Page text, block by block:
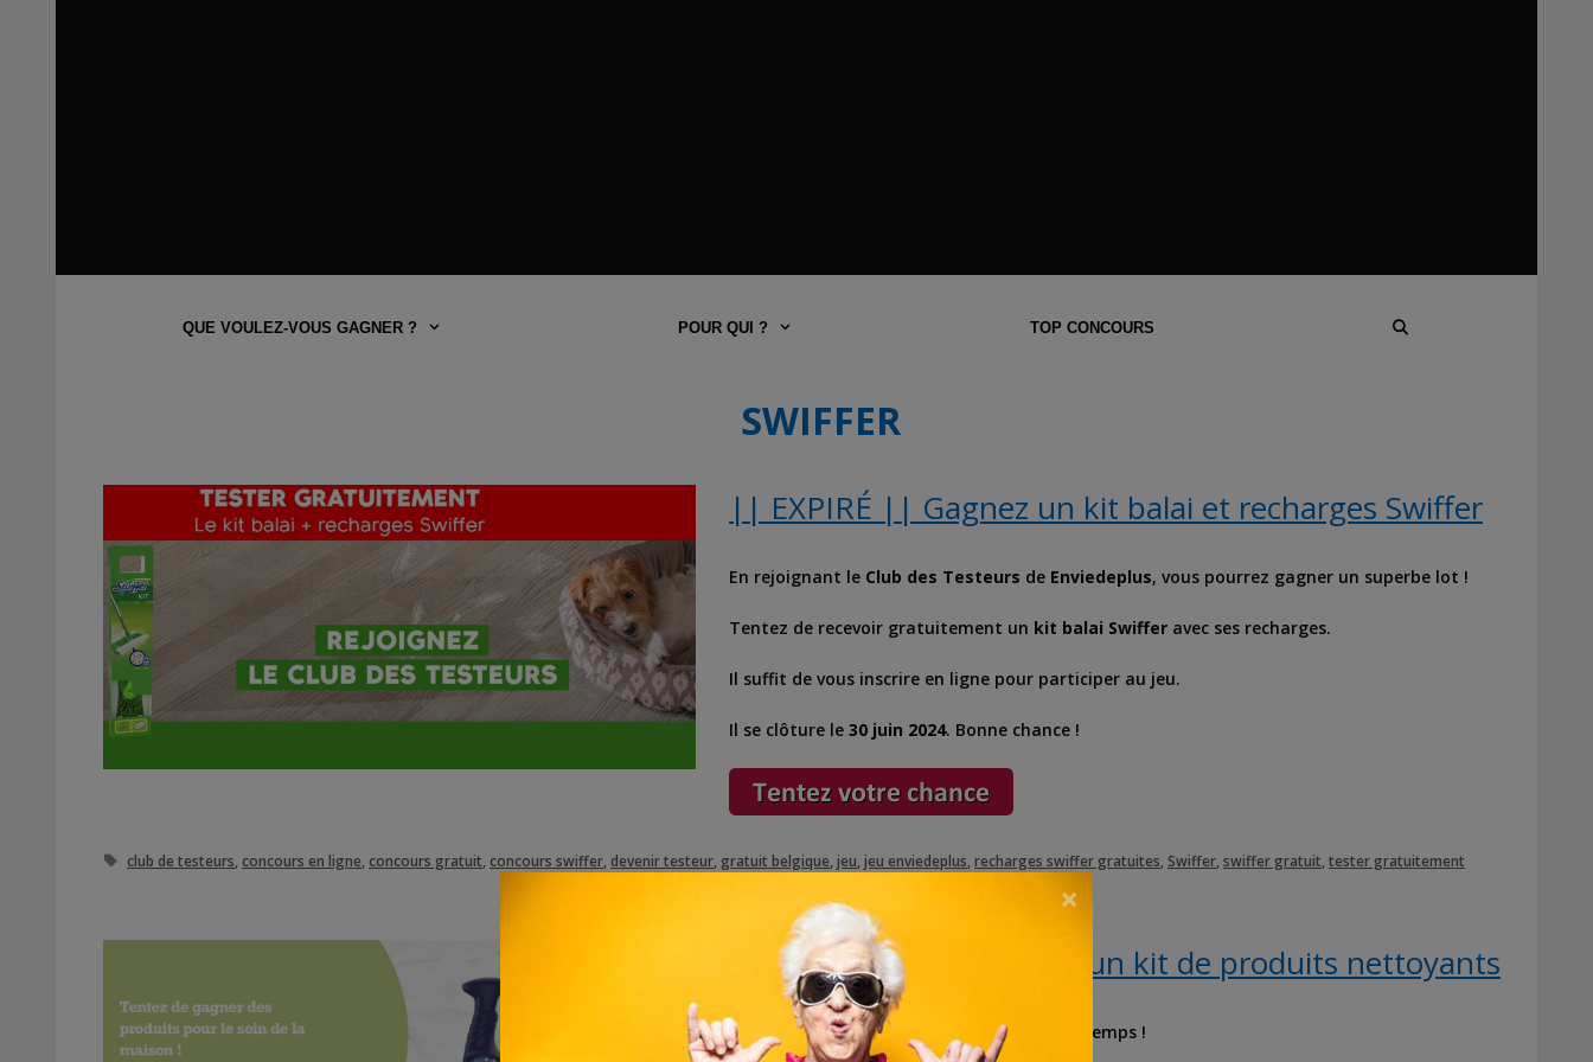
QUE VOULEZ-VOUS GAGNER ? POUR QUI ? TOP CONCOURS
SWIFFER
|| EXPIRÉ || Gagnez un kit balai et recharges Swiffer
En rejoignant le Club des Testeurs de Enviedeplus, vous pourrez gagner un superbe lot !
Tentez de recevoir gratuitement un kit balai Swiffer avec ses recharges.
Il suffit de vous inscrire en ligne pour participer au jeu.
Il se clôture le 30 juin 2024. Bonne chance !
Étiquettes
club de testeurs concours en ligne concours gratuit concours swiffer devenir testeur gratuit belgique ,jeu ,jeu enviedeplus ,recharges swiffer gratuites ,Swiffer ,swiffer gratuit ,tester gratuitement
|| EXPIRÉ || Remportez un kit de produits nettoyants
Préparez-vous au grand nettoyage de printemps !
×